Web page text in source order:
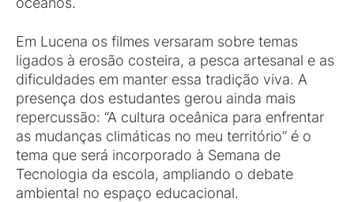
Em Lucena os filmes versaram sobre temas
ligados à erosão costeira, a pesca artesanal e as
dificuldades em manter essa tradição viva. A
presença dos estudantes gerou ainda mais
repercussão: “A cultura oceânica para enfrentar
as mudanças climáticas no meu território” é o
tema que será incorporado à Semana de
Tecnologia da escola, ampliando o debate
ambiental no espaço educacional.